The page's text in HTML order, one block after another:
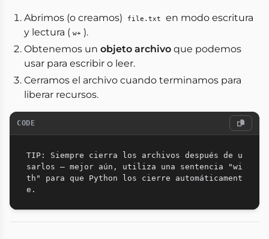
Abrimos (o creamos) file.txt
en modo escritura
y lectura ( w+ ).
Obtenemos un objeto archivo que podemos
usar para escribir o leer.
Cerramos el archivo cuando terminamos para
liberar recursos.
CODE
TIP: Siempre cierra los archivos después de u
sarlos — mejor aún, utiliza una sentencia "wi
th" para que Python los cierre automáticament